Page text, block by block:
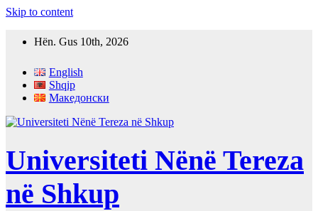
Skip to content
Hën. Gus 10th, 2026
English
Shqip
Македонски
Universiteti Nënë Tereza
në Shkup